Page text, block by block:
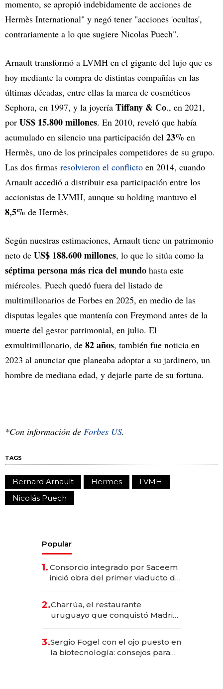
momento, se apropió indebidamente de acciones de
Hermès International" y negó tener "acciones 'ocultas',
contrariamente a lo que sugiere Nicolas Puech".
Arnault transformó a LVMH en el gigante del lujo que es
hoy mediante la compra de distintas compañías en las
últimas décadas, entre ellas la marca de cosméticos
Sephora, en 1997, y la joyería Tiffany & Co., en 2021,
por US$ 15.800 millones. En 2010, reveló que había
acumulado en silencio una participación del 23% en
Hermès, uno de los principales competidores de su grupo.
Las dos firmas resolvieron el conflicto en 2014, cuando
Arnault accedió a distribuir esa participación entre los
accionistas de LVMH, aunque su holding mantuvo el
8,5% de Hermès.
Según nuestras estimaciones, Arnault tiene un patrimonio
neto de US$ 188.600 millones, lo que lo sitúa como la
séptima persona más rica del mundo hasta este
miércoles. Puech quedó fuera del listado de
multimillonarios de Forbes en 2025, en medio de las
disputas legales que mantenía con Freymond antes de la
muerte del gestor patrimonial, en julio. El
exmultimillonario, de 82 años, también fue noticia en
2023 al anunciar que planeaba adoptar a su jardinero, un
hombre de mediana edad, y dejarle parte de su fortuna.
*Con información de Forbes US.
TAGS
Bernard Arnault Hermes
LVMH
Nicolás Puech
Popular
1. Consorcio integrado por Saceem
inició obra del primer viaducto de
millones
2.Charrúa, el restaurante
uruguayo que conquistó Madrid:
anticipación y prepara apertura
3.Sergio Fogel con el ojo puesto en
la biotecnología: consejos para